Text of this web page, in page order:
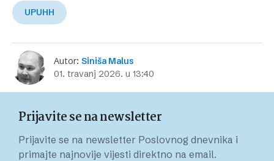
UPUHH
Autor: Siniša Malus
01. travanj 2026. u 13:40
Prijavite se na newsletter
Prijavite se na newsletter Poslovnog dnevnika i
primajte najnovije vijesti direktno na email.